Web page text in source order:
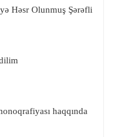
Həsr Olunmuş Şərəfli
haqqında